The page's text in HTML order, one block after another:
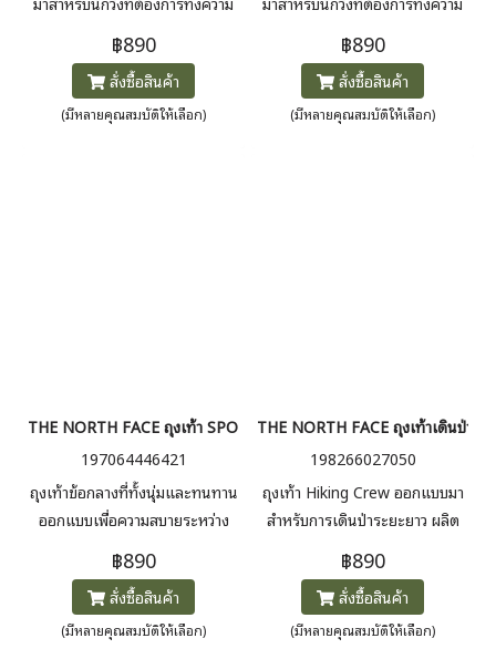
แรงกระแทกพิเศษบริเวณนิ้วเท้า
และพื้นรองเท้าช่วยดูดซับแรง
กระแทก ปกป้องเท้าของคุณทั้งใน
฿890
สั่งซื้อสินค้า
(มีหลายคุณสมบัติให้เลือก)
แรงกระแทกพิเศษบริเวณนิ้วเท้า
และพื้นรองเท้าช่วยดูดซับแรง
กระแทก ปกป้องเท้าของคุณทั้งใน
฿890
สั่งซื้อสินค้า
(มีหลายคุณสมบัติให้เลือก)
THE NORTH FACE ถุงเท้า SPORT CREW SOCK แพ็ค 3 คู่
197064446421
ถุงเท้าข้อกลางที่ทั้งนุ่มและทนทาน
ออกแบบเพื่อความสบายระหว่าง
ประจำวัน ระบายความชื้นได้ดี ให้
เท้าแห้งสบาย
฿890
สั่งซื้อสินค้า
(มีหลายคุณสมบัติให้เลือก)
THE NORTH FACE ถุงเท้าเดินป่า
198266027050
ถุงเท้า Hiking Crew ออกแบบมา
สำหรับการเดินป่าระยะยาว ผลิต
มีส่วนรองรับส้นเท้าและปลายเท้า
และพื้นรองเท้าบุนุ่มเพื่อความสบาย
และประสิทธิภาพในการเดินป่า
฿890
สั่งซื้อสินค้า
(มีหลายคุณสมบัติให้เลือก)